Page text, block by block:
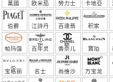
萬國 欧米茄 勞力士 卡地亞
伯爵 江詩丹
頓
百達翡
麗
积家
帕玛强
尼
百年灵 香奈儿 寶珀
宝格丽 名士 尚维沙 万宝龙